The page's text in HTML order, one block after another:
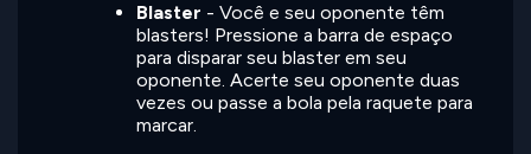
Blaster - Você e seu oponente têm
blasters! Pressione a barra de espaço
para disparar seu blaster em seu
oponente. Acerte seu oponente duas
vezes ou passe a bola pela raquete para
marcar.